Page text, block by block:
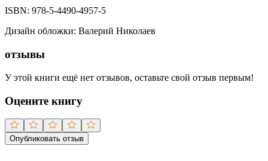
ISBN: 978-5-4490-4957-5
Дизайн обложки: Валерий Николаев
отзывы
У этой книги ещё нет отзывов, оставьте свой отзыв первым!
Оцените книгу
Опубликовать отзыв